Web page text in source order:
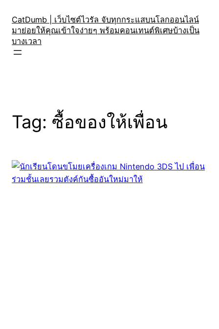
content
CatDumb | เว็บไซต์ไวรัล จับทุกกระแสบนโลกออนไลน์
มาย่อยให้คุณเข้าใจง่ายๆ พร้อมคอนเทนต์พิเศษบ้างเป็น
บางเวลา
Tag: ซื้อของให้เพื่อน